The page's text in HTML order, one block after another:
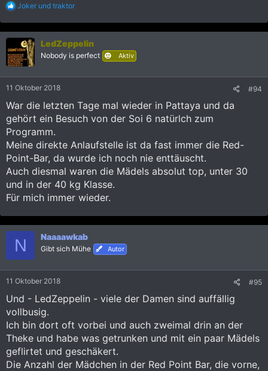
R
a
k
i
o
n
Joker und traktor
LedZeppelin
Nobody is perfect Aktiv
11 Oktober 2018 #94
War die letzten Tage mal wieder in Pattaya und da
gehört ein Besuch von der Soi 6 natürlch zum
Programm.
Meine direkte Anlaufstelle ist da fast immer die Red-
Point-Bar, da wurde ich noch nie enttäuscht.
Auch diesmal waren die Mädels absolut top, unter 30
und in der 40 kg Klasse.
Für mich immer wieder.
N Naaaawkab
Gibt sich Mühe Autor
11 Oktober 2018 #95
Und - LedZeppelin - viele der Damen sind auffällig
vollbusig.
Ich bin dort oft vorbei und auch zweimal drin an der
Theke und habe was getrunken und mit ein paar Mädels
geflirtet und geschäkert.
Die Anzahl der Mädchen in der Red Point Bar, die vorne,